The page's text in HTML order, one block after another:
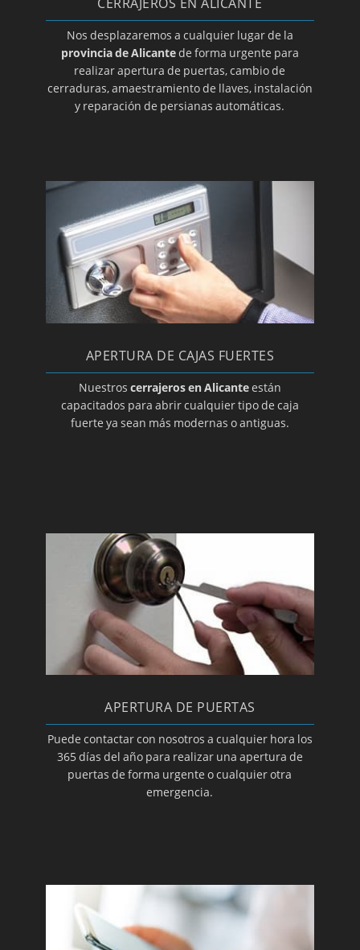
Cerrajeros en Orihuela
Cerrajeros en Pedreguer
Cerrajeros en Petrer
Cerrajeros en Pilar de la Horadada
Cerrajeros en San Fulgencio
Cerrajeros en San Vicente del Raspeig
Cerrajeros en Santa Pola
Cerrajeros en Sax
Cerrajeros en Teulada
Cerrajeros en Torrevieja
Cerrajeros en Villajoyosa
Cerrajeros en Villena
Nos desplazaremos a cualquier lugar de la
provincia de Alicantede forma urgente para
realizar apertura de puertas, cambio de
cerraduras, amaestramiento de llaves, instalación
y reparación de persianas automáticas.
APERTURA DE CAJAS FUERTES
Nuestros cerrajeros en Alicanteestán
capacitados para abrir cualquier tipo de caja
fuerte ya sean más modernas o antiguas.
APERTURA DE PUERTAS
Puede contactar con nosotros a cualquier hora los
365 días del año para realizar una apertura de
puertas de forma urgente o cualquier otra
emergencia.